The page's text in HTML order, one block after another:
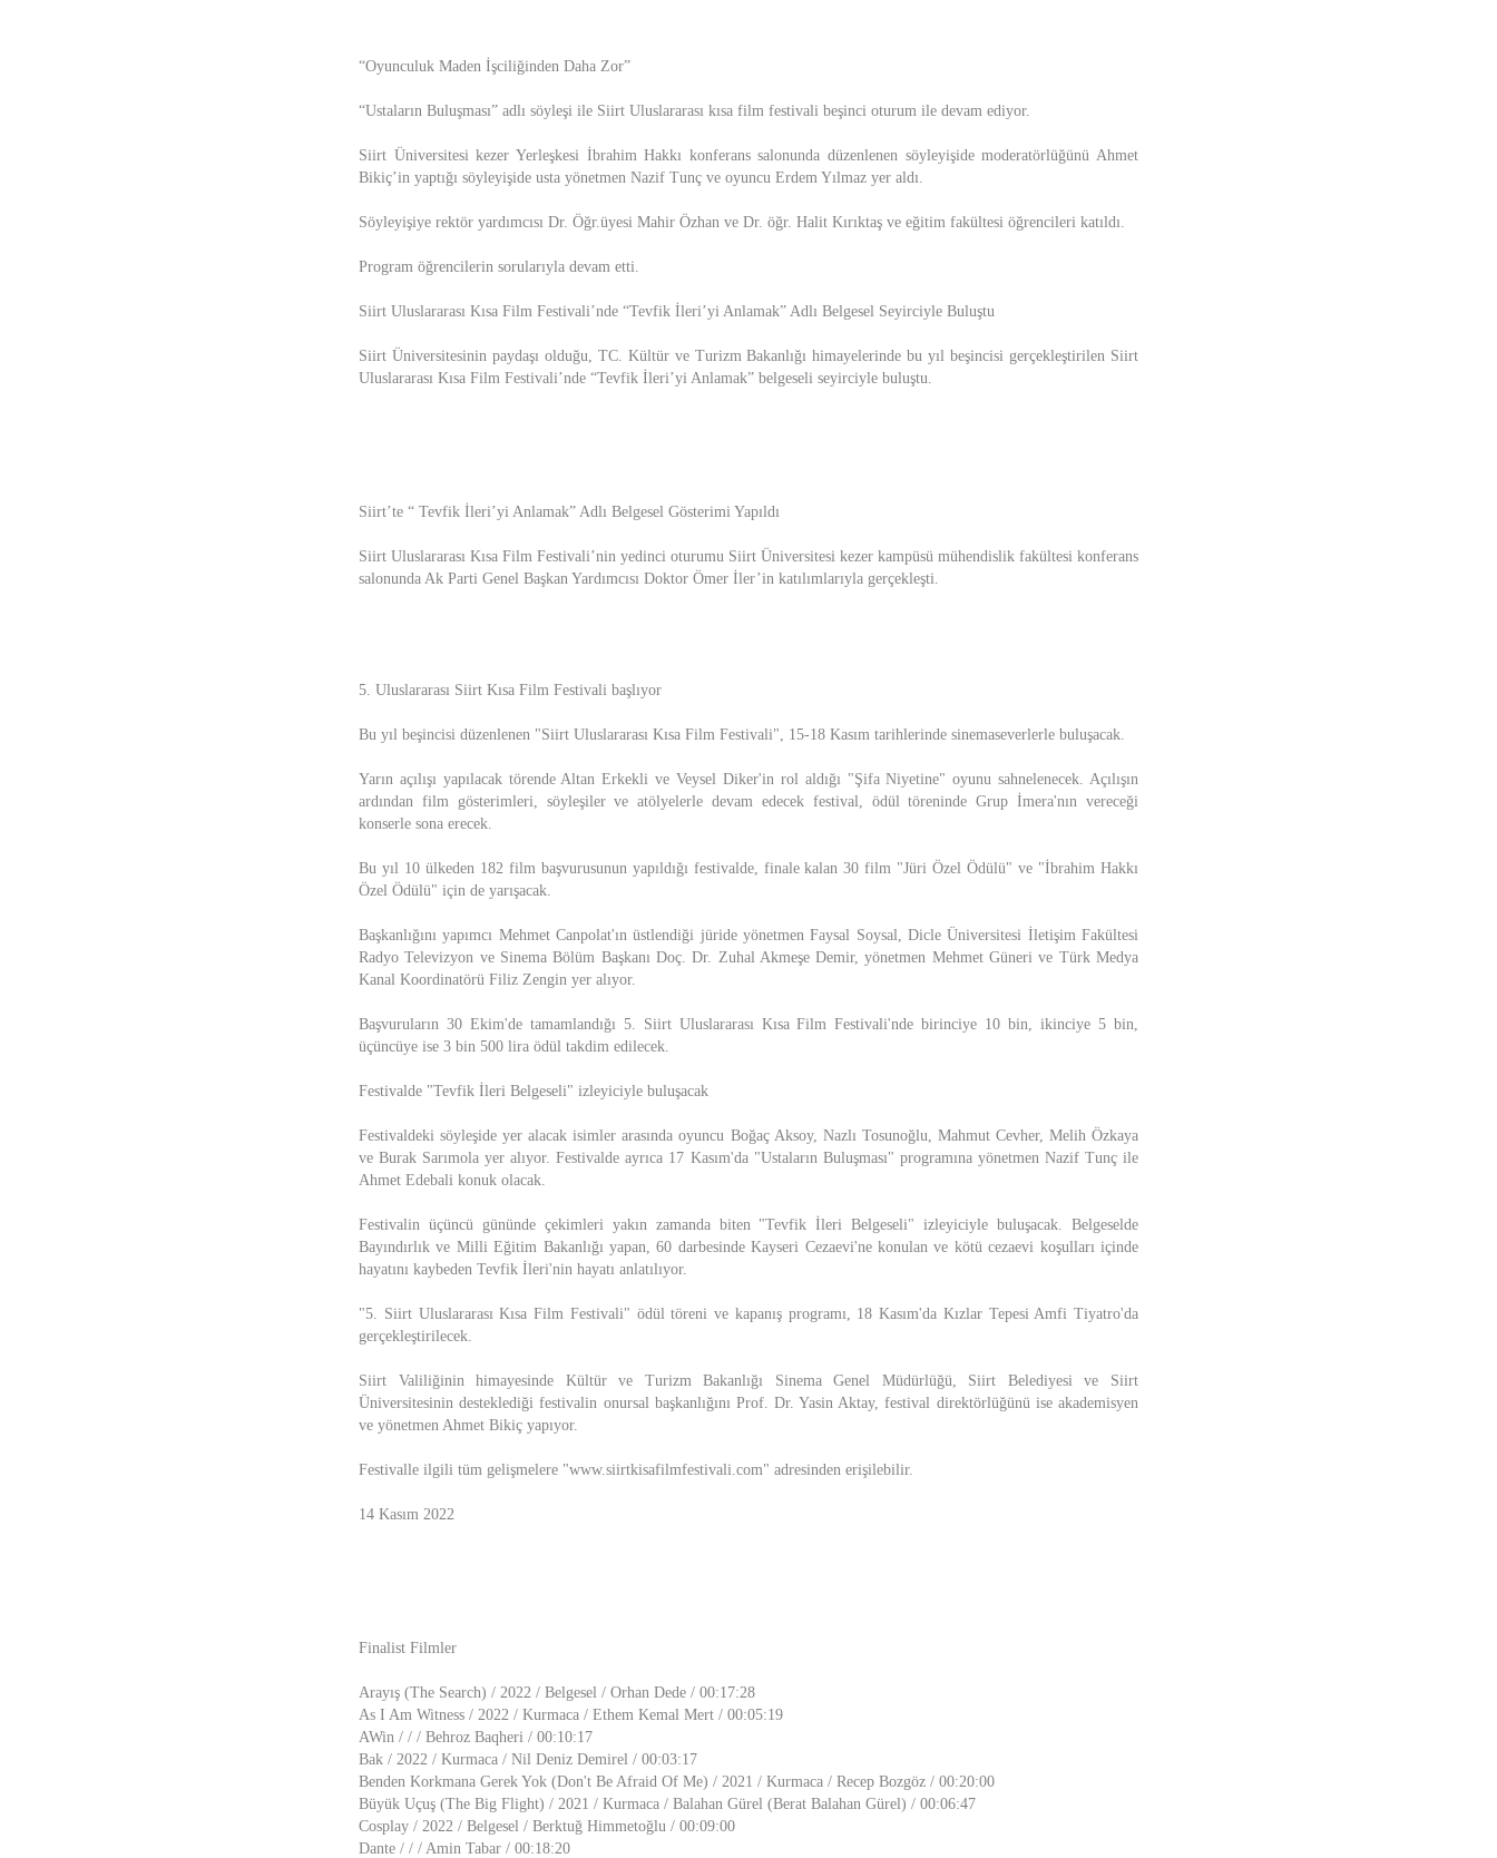
“Oyunculuk Maden İşciliğinden Daha Zor”
“Ustaların Buluşması” adlı söyleşi ile Siirt Uluslararası kısa film festivali beşinci oturum ile devam ediyor.
Siirt Üniversitesi kezer Yerleşkesi İbrahim Hakkı konferans salonunda düzenlenen söyleyişide moderatörlüğünü Ahmet
Bikiç’in yaptığı söyleyişide usta yönetmen Nazif Tunç ve oyuncu Erdem Yılmaz yer aldı.
Söyleyişiye rektör yardımcısı Dr. Öğr.üyesi Mahir Özhan ve Dr. öğr. Halit Kırıktaş ve eğitim fakültesi öğrencileri katıldı.
Program öğrencilerin sorularıyla devam etti.
Siirt Uluslararası Kısa Film Festivali’nde “Tevfik İleri’yi Anlamak” Adlı Belgesel Seyirciyle Buluştu
Siirt Üniversitesinin paydaşı olduğu, TC. Kültür ve Turizm Bakanlığı himayelerinde bu yıl beşincisi gerçekleştirilen Siirt
Uluslararası Kısa Film Festivali’nde “Tevfik İleri’yi Anlamak” belgeseli seyirciyle buluştu.
Siirt’te “ Tevfik İleri’yi Anlamak” Adlı Belgesel Gösterimi Yapıldı
Siirt Uluslararası Kısa Film Festivali’nin yedinci oturumu Siirt Üniversitesi kezer kampüsü mühendislik fakültesi konferans
salonunda Ak Parti Genel Başkan Yardımcısı Doktor Ömer İler’in katılımlarıyla gerçekleşti.
5. Uluslararası Siirt Kısa Film Festivali başlıyor
Bu yıl beşincisi düzenlenen "Siirt Uluslararası Kısa Film Festivali", 15-18 Kasım tarihlerinde sinemaseverlerle buluşacak.
Yarın açılışı yapılacak törende Altan Erkekli ve Veysel Diker'in rol aldığı "Şifa Niyetine" oyunu sahnelenecek. Açılışın
ardından film gösterimleri, söyleşiler ve atölyelerle devam edecek festival, ödül töreninde Grup İmera'nın vereceği
konserle sona erecek.
Bu yıl 10 ülkeden 182 film başvurusunun yapıldığı festivalde, finale kalan 30 film "Jüri Özel Ödülü" ve "İbrahim Hakkı
Özel Ödülü" için de yarışacak.
Başkanlığını yapımcı Mehmet Canpolat'ın üstlendiği jüride yönetmen Faysal Soysal, Dicle Üniversitesi İletişim Fakültesi
Radyo Televizyon ve Sinema Bölüm Başkanı Doç. Dr. Zuhal Akmeşe Demir, yönetmen Mehmet Güneri ve Türk Medya
Kanal Koordinatörü Filiz Zengin yer alıyor.
Başvuruların 30 Ekim'de tamamlandığı 5. Siirt Uluslararası Kısa Film Festivali'nde birinciye 10 bin, ikinciye 5 bin,
üçüncüye ise 3 bin 500 lira ödül takdim edilecek.
Festivalde "Tevfik İleri Belgeseli" izleyiciyle buluşacak
Festivaldeki söyleşide yer alacak isimler arasında oyuncu Boğaç Aksoy, Nazlı Tosunoğlu, Mahmut Cevher, Melih Özkaya
ve Burak Sarımola yer alıyor. Festivalde ayrıca 17 Kasım'da "Ustaların Buluşması" programına yönetmen Nazif Tunç ile
Ahmet Edebali konuk olacak.
Festivalin üçüncü gününde çekimleri yakın zamanda biten "Tevfik İleri Belgeseli" izleyiciyle buluşacak. Belgeselde
Bayındırlık ve Milli Eğitim Bakanlığı yapan, 60 darbesinde Kayseri Cezaevi'ne konulan ve kötü cezaevi koşulları içinde
hayatını kaybeden Tevfik İleri'nin hayatı anlatılıyor.
"5. Siirt Uluslararası Kısa Film Festivali" ödül töreni ve kapanış programı, 18 Kasım'da Kızlar Tepesi Amfi Tiyatro'da
gerçekleştirilecek.
Siirt Valiliğinin himayesinde Kültür ve Turizm Bakanlığı Sinema Genel Müdürlüğü, Siirt Belediyesi ve Siirt
Üniversitesinin desteklediği festivalin onursal başkanlığını Prof. Dr. Yasin Aktay, festival direktörlüğünü ise akademisyen
ve yönetmen Ahmet Bikiç yapıyor.
Festivalle ilgili tüm gelişmelere "www.siirtkisafilmfestivali.com" adresinden erişilebilir.
14 Kasım 2022
Finalist Filmler
Arayış (The Search) / 2022 / Belgesel / Orhan Dede / 00:17:28
As I Am Witness / 2022 / Kurmaca / Ethem Kemal Mert / 00:05:19
AWin / / / Behroz Baqheri / 00:10:17
Bak / 2022 / Kurmaca / Nil Deniz Demirel / 00:03:17
Benden Korkmana Gerek Yok (Don't Be Afraid Of Me) / 2021 / Kurmaca / Recep Bozgöz / 00:20:00
Büyük Uçuş (The Big Flight) / 2021 / Kurmaca / Balahan Gürel (Berat Balahan Gürel) / 00:06:47
Cosplay / 2022 / Belgesel / Berktuğ Himmetoğlu / 00:09:00
Dante / / / Amin Tabar / 00:18:20